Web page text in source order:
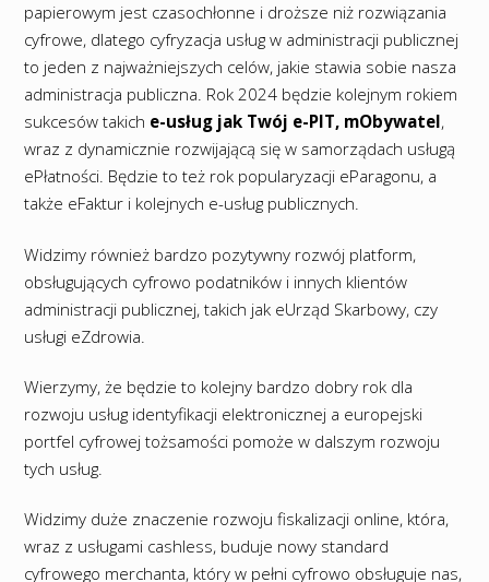
papierowym jest czasochłonne i droższe niż rozwiązania
cyfrowe, dlatego cyfryzacja usług w administracji publicznej
to jeden z najważniejszych celów, jakie stawia sobie nasza
administracja publiczna. Rok 2024 będzie kolejnym rokiem
sukcesów takich e-usług jak Twój e-PIT, mObywatel,
wraz z dynamicznie rozwijającą się w samorządach usługą
ePłatności. Będzie to też rok popularyzacji eParagonu, a
także eFaktur i kolejnych e-usług publicznych.
Widzimy również bardzo pozytywny rozwój platform,
obsługujących cyfrowo podatników i innych klientów
administracji publicznej, takich jak eUrząd Skarbowy, czy
usługi eZdrowia.
Wierzymy, że będzie to kolejny bardzo dobry rok dla
rozwoju usług identyfikacji elektronicznej a europejski
portfel cyfrowej tożsamości pomoże w dalszym rozwoju
tych usług.
Widzimy duże znaczenie rozwoju fiskalizacji online, która,
wraz z usługami cashless, buduje nowy standard
cyfrowego merchanta, który w pełni cyfrowo obsługuje nas,